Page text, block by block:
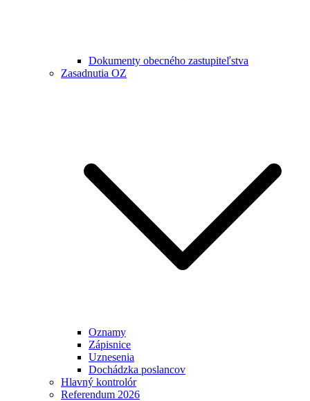
Dokumenty obecného zastupiteľstva
Zasadnutia OZ
Oznamy
Zápisnice
Uznesenia
Dochádzka poslancov
Hlavný kontrolór
Referendum 2026